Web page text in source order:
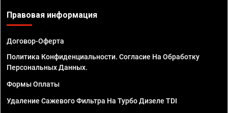
Правовая информация
Договор-Оферта
Политика Конфиденциальности. Согласие На Обработку
Персональных Данных.
Формы Оплаты
Удаление Сажевого Фильтра На Турбо Дизеле TDI